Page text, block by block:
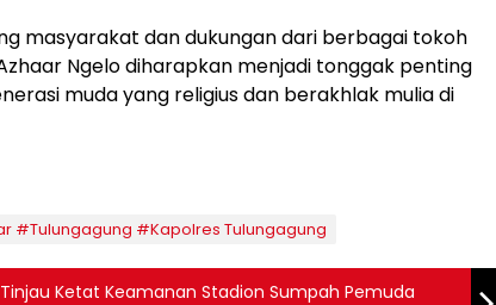
masyarakat dan dukungan dari berbagai tokoh
Ngelo diharapkan menjadi tonggak penting
muda yang religius dan berakhlak mulia di
#Tulungagung #Kapolres Tulungagung
Ketat Keamanan Stadion Sumpah Pemuda